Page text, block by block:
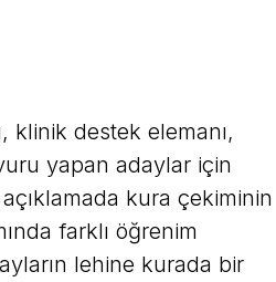
klinik destek elemanı,
yapan adaylar için
kura çekiminin
farklı öğrenim
lehine kurada bir